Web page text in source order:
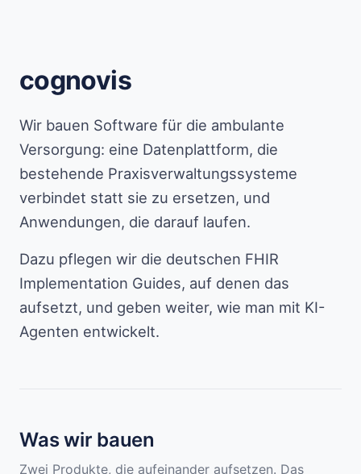
cognovis
Wir bauen Software für die ambulante
Versorgung: eine Datenplattform, die
bestehende Praxisverwaltungssysteme
verbindet statt sie zu ersetzen, und
Anwendungen, die darauf laufen.
Dazu pflegen wir die deutschen FHIR
Implementation Guides, auf denen das
aufsetzt, und geben weiter, wie man mit KI-
Agenten entwickelt.
Was wir bauen
Zwei Produkte, die aufeinander aufsetzen. Das